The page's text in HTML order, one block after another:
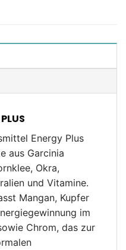
Energy Plus
aus Garcinia
Okra,
und Vitamine.
Mangan, Kupfer
im
Chrom, das zur